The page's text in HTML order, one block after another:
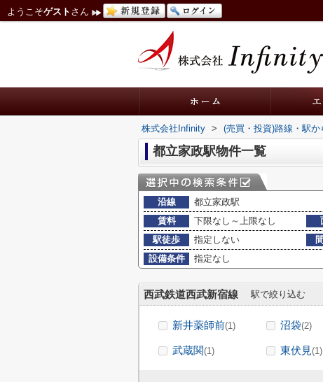
ようこそゲスト さん
株式会社Infinity > (売買・投資)路線・駅か
都立家政駅物件一覧
沿線
都立家政駅
賃料
下限なし～上限なし
駅徒歩
指定しない
設備条件
指定なし
西武鉄道西武新宿線 駅で絞り込む
新井薬師前(1) 沼袋(2)
武蔵関(1) 東伏見(1)